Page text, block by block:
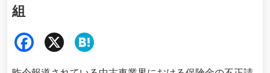
組
Fac